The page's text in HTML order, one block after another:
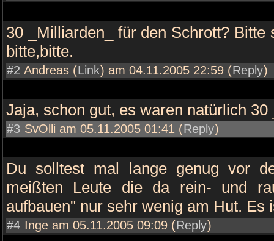
30 _Milliarden_ für den Schrott?
bitte,bitte.
#2 Andreas (Link) am 04.11.2005 22:59 (Reply)
Jaja, schon gut, es waren natürlich
#3 SvOlli am 05.11.2005 01:41 (Reply)
Du solltest mal lange genug vor
meißten Leute die da rein- und
aufbauen" nur sehr wenig am Hut. Es
#4 Inge am 05.11.2005 09:09 (Reply)